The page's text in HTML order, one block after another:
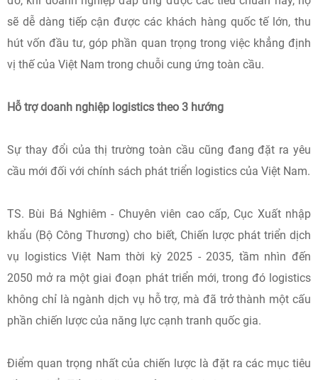
sẽ dễ dàng tiếp cận được các khách hàng quốc tế lớn, thu
hút vốn đầu tư, góp phần quan trọng trong việc khẳng định
vị thế của Việt Nam trong chuỗi cung ứng toàn cầu.
Hỗ trợ doanh nghiệp logistics theo 3 hướng
Sự thay đổi của thị trường toàn cầu cũng đang đặt ra yêu
cầu mới đối với chính sách phát triển logistics của Việt Nam.
TS. Bùi Bá Nghiêm - Chuyên viên cao cấp, Cục Xuất nhập
khẩu (Bộ Công Thương) cho biết, Chiến lược phát triển dịch
vụ logistics Việt Nam thời kỳ 2025 - 2035, tầm nhìn đến
2050 mở ra một giai đoạn phát triển mới, trong đó logistics
không chỉ là ngành dịch vụ hỗ trợ, mà đã trở thành một cấu
phần chiến lược của năng lực cạnh tranh quốc gia.
Điểm quan trọng nhất của chiến lược là đặt ra các mục tiêu